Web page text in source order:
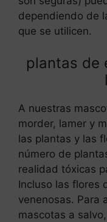
dependiendo de
que se utilicen.
plantas de
A nuestras
morder, lamer y
las plantas y las
número de
realidad tóxicas
Incluso las flores
venenosas. Para
mascotas a